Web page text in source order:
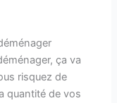
ça va
risquez de
quantité de vos